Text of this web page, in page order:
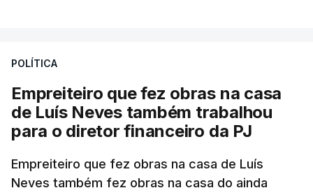
POLÍTICA
Empreiteiro que fez obras na casa
de Luís Neves também trabalhou
para o diretor financeiro da PJ
Empreiteiro que fez obras na casa de Luís
Neves também fez obras na casa do ainda